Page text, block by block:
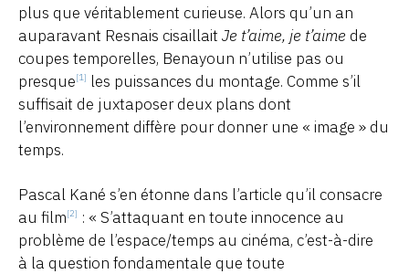
plus que véritablement curieuse. Alors qu’un an
auparavant Resnais cisaillait Je t’aime, je t’aime de
coupes temporelles, Benayoun n’utilise pas ou
presque[1] les puissances du montage. Comme s’il
suffisait de juxtaposer deux plans dont
l’environnement diffère pour donner une « image » du
temps.
Pascal Kané s’en étonne dans l’article qu’il consacre
au film[2] : « S’attaquant en toute innocence au
problème de l’espace/temps au cinéma, c’est-à-dire
à la question fondamentale que toute